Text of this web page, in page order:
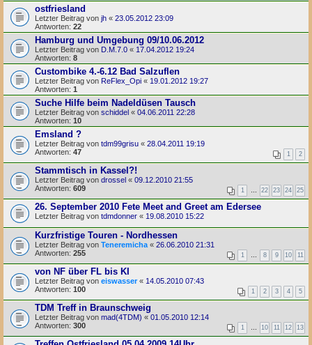
ostfriesland
Letzter Beitrag von jh « 23.05.2012 23:09
Antworten: 22
Hamburg und Umgebung 09/10.06.2012
Letzter Beitrag von D.M.7.0 « 17.04.2012 19:24
Antworten: 8
Custombike 4.-6.12 Bad Salzuflen
Letzter Beitrag von ReFlex_Opi « 19.01.2012 19:27
Antworten: 1
Suche Hilfe beim Nadeldüsen Tausch
Letzter Beitrag von schiddel « 04.06.2011 22:28
Antworten: 10
Emsland ?
Letzter Beitrag von tdm99grisu « 28.04.2011 19:19
Antworten: 47 1 2
Stammtisch in Kassel?!
Letzter Beitrag von drossel « 09.12.2010 21:55
Antworten: 609 1 22 23 24 25
26. September 2010 Fete Meet and Greet am Edersee
Letzter Beitrag von tdmdonner « 19.08.2010 15:22
Kurzfristige Touren - Nordhessen
Letzter Beitrag von Teneremicha « 26.06.2010 21:31
Antworten: 255 1 8 9 10 11
von NF über FL bis KI
Letzter Beitrag von eiswasser« 14.05.2010 07:43
Antworten: 100 1 2 3 4 5
TDM Treff in Braunschweig
Letzter Beitrag von mad(4TDM) « 01.05.2010 12:14
Antworten: 300 1 10 11 12 13